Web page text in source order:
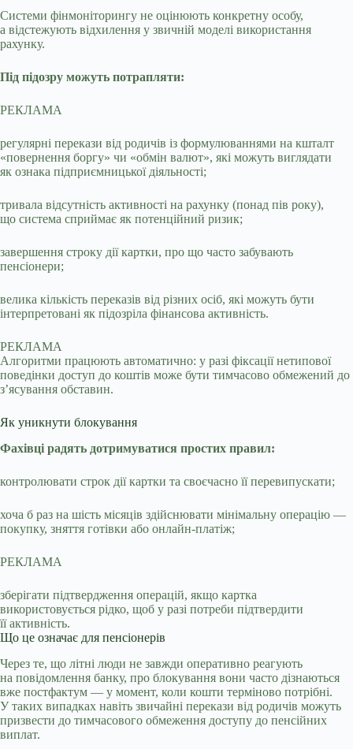
Системи фінмоніторингу не оцінюють конкретну особу,
а відстежують відхилення у звичній моделі використання
рахунку.
Під підозру можуть потрапляти:
РЕКЛАМА
регулярні перекази від родичів із формулюваннями на кшталт
«повернення боргу» чи «обмін валют», які можуть виглядати
як ознака підприємницької діяльності;
тривала відсутність активності на рахунку (понад пів року),
що система сприймає як потенційний ризик;
завершення строку дії картки, про що часто забувають
пенсіонери;
велика кількість переказів від різних осіб, які можуть бути
інтерпретовані як підозріла фінансова активність.
РЕКЛАМА
Алгоритми працюють автоматично: у разі фіксації нетипової
поведінки доступ до коштів може бути тимчасово обмежений до
з’ясування обставин.
Як уникнути блокування
Фахівці радять дотримуватися простих правил:
контролювати строк дії картки та своєчасно її перевипускати;
хоча б раз на шість місяців здійснювати мінімальну операцію —
покупку, зняття готівки або онлайн-платіж;
РЕКЛАМА
зберігати підтвердження операцій, якщо картка
використовується рідко, щоб у разі потреби підтвердити
її активність.
Що це означає для пенсіонерів
Через те, що літні люди не завжди оперативно реагують
на повідомлення банку, про блокування вони часто дізнаються
вже постфактум — у момент, коли кошти терміново потрібні.
У таких випадках навіть звичайні перекази від родичів можуть
призвести до тимчасового обмеження доступу до пенсійних
виплат.